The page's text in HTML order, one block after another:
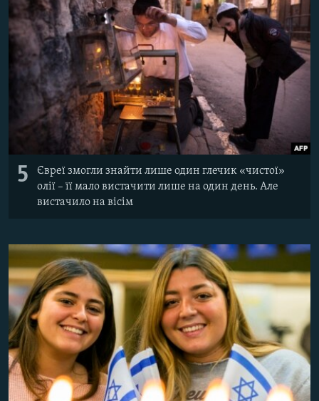
5
Євреї змогли знайти лише один глечик «чистої»
олії – її мало вистачити лише на один день. Але
вистачило на вісім